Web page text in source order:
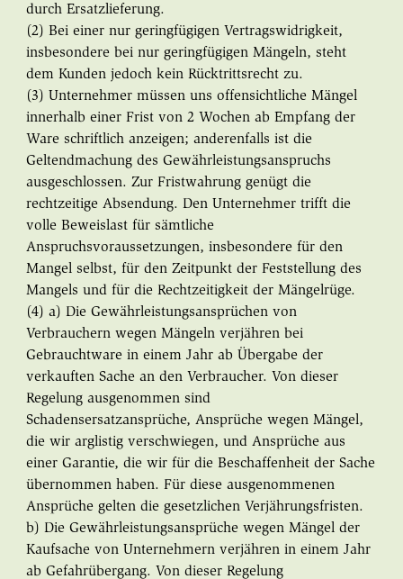
durch Ersatzlieferung.
(2) Bei einer nur geringfügigen Vertragswidrigkeit,
insbesondere bei nur geringfügigen Mängeln, steht
dem Kunden jedoch kein Rücktrittsrecht zu.
(3) Unternehmer müssen uns offensichtliche Mängel
innerhalb einer Frist von 2 Wochen ab Empfang der
Ware schriftlich anzeigen; anderenfalls ist die
Geltendmachung des Gewährleistungsanspruchs
ausgeschlossen. Zur Fristwahrung genügt die
rechtzeitige Absendung. Den Unternehmer trifft die
volle Beweislast für sämtliche
Anspruchsvoraussetzungen, insbesondere für den
Mangel selbst, für den Zeitpunkt der Feststellung des
Mangels und für die Rechtzeitigkeit der Mängelrüge.
(4) a) Die Gewährleistungsansprüchen von
Verbrauchern wegen Mängeln verjähren bei
Gebrauchtware in einem Jahr ab Übergabe der
verkauften Sache an den Verbraucher. Von dieser
Regelung ausgenommen sind
Schadensersatzansprüche, Ansprüche wegen Mängel,
die wir arglistig verschwiegen, und Ansprüche aus
einer Garantie, die wir für die Beschaffenheit der Sache
übernommen haben. Für diese ausgenommenen
Ansprüche gelten die gesetzlichen Verjährungsfristen.
b) Die Gewährleistungsansprüche wegen Mängel der
Kaufsache von Unternehmern verjähren in einem Jahr
ab Gefahrübergang. Von dieser Regelung